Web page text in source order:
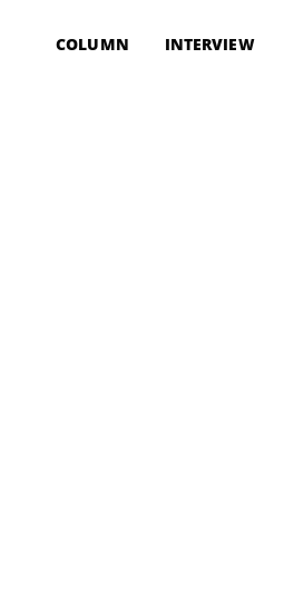
COLUMN INTERVIEW